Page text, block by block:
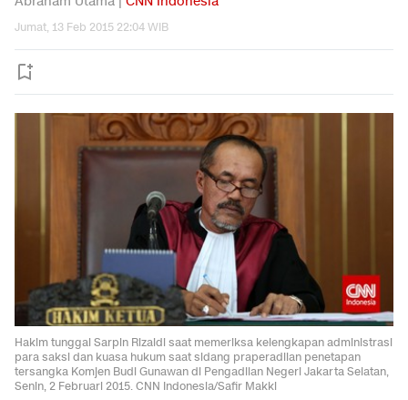
Jumat, 13 Feb 2015 22:04 WIB
Hakim tunggal Sarpin Rizaldi saat memeriksa kelengkapan administrasi
para saksi dan kuasa hukum saat sidang praperadilan penetapan
tersangka Komjen Budi Gunawan di Pengadilan Negeri Jakarta Selatan,
Senin, 2 Februari 2015. CNN Indonesia/Safir Makki